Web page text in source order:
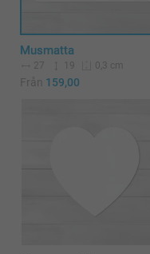
Musmatta
27 19 0,3 cm
Från 159,00